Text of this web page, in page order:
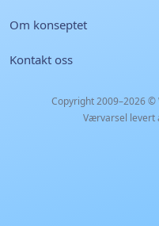
Om konseptet
Kontakt oss
Copyright 2009–2026 ©
Værvarsel levert